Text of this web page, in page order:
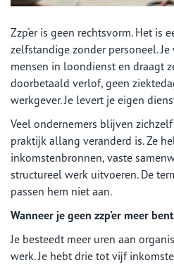
Zzp'er is geen rechtsvorm. Het is
zelfstandige zonder personeel.
mensen in loondienst en draagt
doorbetaald verlof, geen
werkgever. Je levert je eigen
Veel ondernemers blijven
praktijk allang veranderd is. Ze
inkomstenbronnen, vaste
structureel werk uitvoeren. De
passen hem niet aan.
Wanneer je geen zzp'er meer bent
Je besteedt meer uren aan
werk. Je hebt drie tot vijf